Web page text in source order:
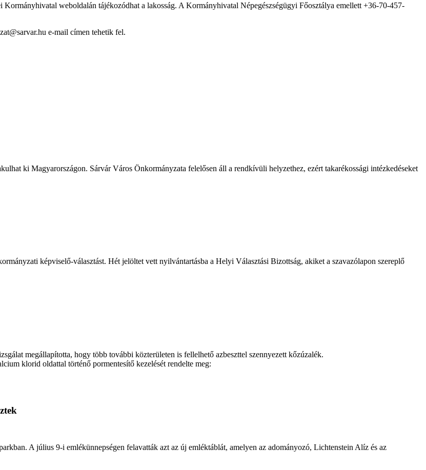
weboldalán tájékozódhat a lakosság. A Kormányhivatal Népegészségügyi Főosztálya emellett +36-70-457-
e-mail címen tehetik fel.
ki Magyarországon. Sárvár Város Önkormányzata felelősen áll a rendkívüli helyzethez, ezért takarékossági intézkedéseket
képviselő-választást. Hét jelöltet vett nyilvántartásba a Helyi Választási Bizottság, akiket a szavazólapon szereplő
megállapította, hogy több további közterületen is fellelhető azbeszttel szennyezett kőzúzalék.
klorid oldattal történő pormentesítő kezelését rendelte meg:
A július 9-i emlékünnepségen felavatták azt az új emléktáblát, amelyen az adományozó, Lichtenstein Alíz és az